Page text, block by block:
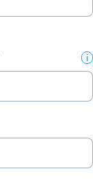
i